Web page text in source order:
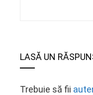
LASĂ UN
Trebuie să fii